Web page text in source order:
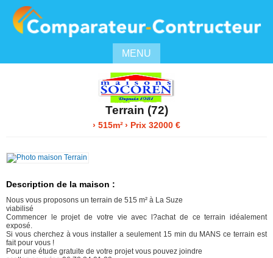
MENU
Terrain (72)
› 515m²› Prix 32000 €
Description de la maison :
Nous vous proposons un terrain de 515 m² à La Suze
viabilisé
Commencer le projet de votre vie avec l?achat de ce terrain idéalement
exposé.
Si vous cherchez à vous installer a seulement 15 min du MANS ce terrain est
fait pour vous !
Pour une étude gratuite de votre projet vous pouvez joindre